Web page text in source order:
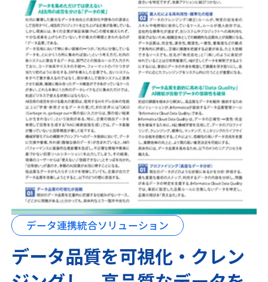
データ連携統合ソリューション
データ品質を可視化・クレン